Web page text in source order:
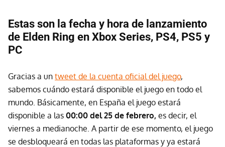
Estas son la fecha y hora de lanzamiento
de Elden Ring en Xbox Series, PS4, PS5 y
PC
Gracias a un tweet de la cuenta oficial del juego,
sabemos cuándo estará disponible el juego en todo el
mundo. Básicamente, en España el juego estará
disponible a las 00:00 del 25 de febrero, es decir, el
viernes a medianoche. A partir de ese momento, el juego
se desbloqueará en todas las plataformas y ya estará